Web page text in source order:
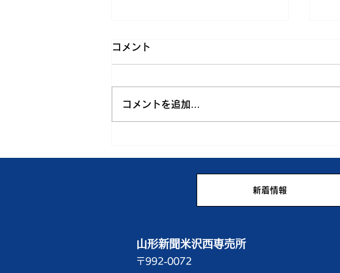
コメント
コメントを追加…
新着情報
山形新聞米沢西専売所
〒992-0072